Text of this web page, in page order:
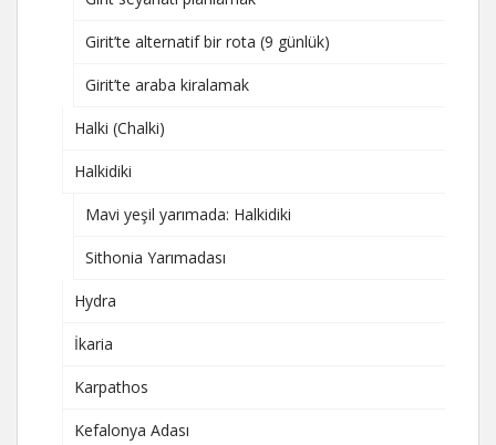
Girit’te alternatif bir rota (9 günlük)
Girit’te araba kiralamak
Halki (Chalki)
Halkidiki
Mavi yeşil yarımada: Halkidiki
Sithonia Yarımadası
Hydra
İkaria
Karpathos
Kefalonya Adası